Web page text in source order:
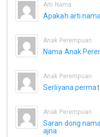
Arti Nama
Apakah arti
Anak Perempuan
Nama Anak
Anak Perempuan
Serliyana
Anak Perempuan
Saran dong
ajna